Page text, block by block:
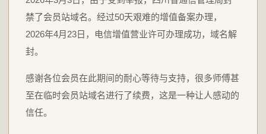
禁了会员站域名。经过50天艰难的增值备案办理，
2026年4月23日，电信增值营业许可办理成功，域名解
封。
感谢各位会员在此期间的耐心等待与支持，很多师傅甚
至在临时会员站域名进行了续费，这是一种让人感动的
信任。